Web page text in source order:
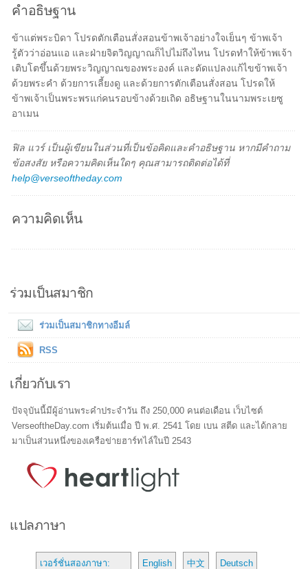
คำอธิษฐาน
ข้าแต่พระบิดา โปรดตักเตือนสั่งสอนข้าพเจ้าอย่างใจเย็นๆ ข้าพเจ้า
รู้ตัวว่าอ่อนแอ และฝ่ายจิตวิญญาณก็ไปไม่ถึงไหน โปรดทำให้ข้าพเจ้า
เติบโตขึ้นด้วยพระวิญญาณของพระองค์ และดัดแปลงแก้ไขข้าพเจ้า
ด้วยพระคำ ด้วยการเลี้ยงดู และด้วยการตักเตือนสั่งสอน โปรดให้
ข้าพเจ้าเป็นพระพรแก่คนรอบข้างด้วยเถิด อธิษฐานในนามพระเยซู
อาเมน
ฟิล แวร์ เป็นผู้เขียนในส่วนที่เป็นข้อคิดและคำอธิษฐาน หากมีคำถาม
ข้อสงสัย หรือความคิดเห็นใดๆ คุณสามารถติดต่อได้ที่
help@verseoftheday.com
ความคิดเห็น
ร่วมเป็นสมาชิก
ร่วมเป็นสมาชิกทางอีมล์
RSS
เกี่ยวกับเรา
ปัจจุบันนี้มีผู้อ่านพระคำประจำวัน ถึง 250,000 คนต่อเดือน เว็บไซต์
VerseoftheDay.com เริ่มต้นเมื่อ ปี พ.ศ. 2541 โดย เบน สตีด และได้กลาย
มาเป็นส่วนหนึ่งของเครือข่ายฮาร์ทไล์ในปี 2543
แปลภาษา
เวอร์ชั่นสองภาษา:
English 中文 Deutsch